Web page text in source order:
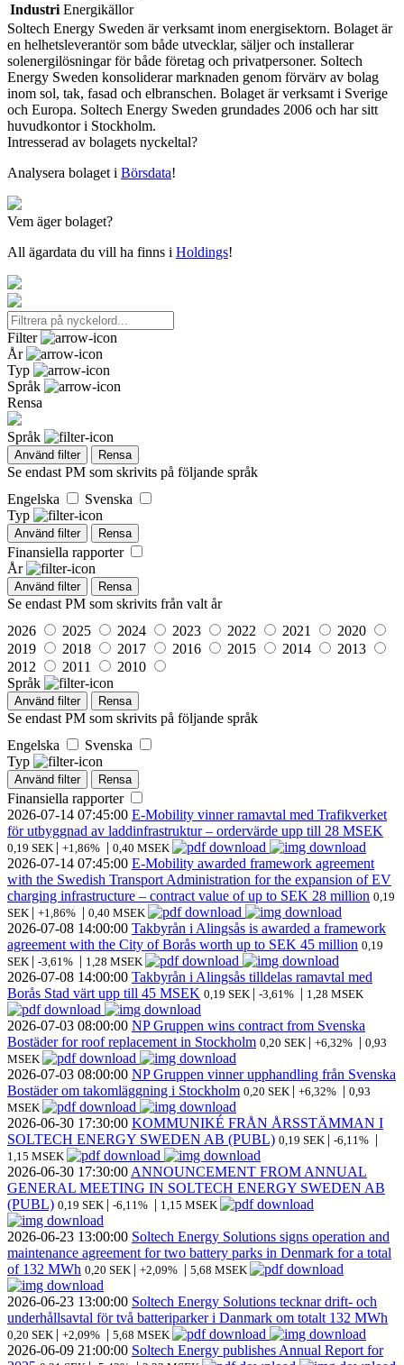
Industri Energikällor
Soltech Energy Sweden är verksamt inom energisektorn. Bolaget är
en helhetsleverantör som både utvecklar, säljer och installerar
solenergilösningar för både företag och privatpersoner. Soltech
Energy Sweden konsoliderar marknaden genom förvärv av bolag
inom sol, tak, fasad och elbranschen. Bolaget är verksamt i Sverige
och Europa. Soltech Energy Sweden grundades 2006 och har sitt
huvudkontor i Stockholm.
Intresserad av bolagets nyckeltal?
Analysera bolaget i Börsdata!
Vem äger bolaget?
All ägardata du vill ha finns i Holdings!
Filter
År
Typ
Språk
Rensa
Språk
Använd filter Rensa
Se endast PM som skrivits på följande språk
Engelska
Svenska
Typ
Använd filter Rensa
Finansiella rapporter
År
Använd filter Rensa
Se endast PM som skrivits från valt år
2026
2025 2024 2023 2022 2021
2020
2019
2018 2017 2016 2015 2014
2013
2012
2011
2010
Språk
Använd filter Rensa
Se endast PM som skrivits på följande språk
Engelska
Svenska
Typ
Använd filter Rensa
Finansiella rapporter
2026-07-14 07:45:00 E-Mobility vinner ramavtal med Trafikverket
för utbyggnad av laddinfrastruktur – ordervärde upp till 28 MSEK
0,19 SEK | +1,86% | 0,40 MSEK
2026-07-14 07:45:00 E-Mobility awarded framework agreement
with the Swedish Transport Administration for the expansion of EV
charging infrastructure – contract value of up to SEK 28 million 0,19
SEK | +1,86% | 0,40 MSEK
2026-07-08 14:00:00 Takbyrån i Alingsås is awarded a framework
agreement with the City of Borås worth up to SEK 45 million 0,19
SEK | -3,61% | 1,28 MSEK
2026-07-08 14:00:00 Takbyrån i Alingsås tilldelas ramavtal med
Borås Stad värt upp till 45 MSEK 0,19 SEK | -3,61% | 1,28 MSEK
2026-07-03 08:00:00 NP Gruppen wins contract from Svenska
Bostäder for roof replacement in Stockholm 0,20 SEK | +6,32% | 0,93
MSEK
2026-07-03 08:00:00 NP Gruppen vinner upphandling från Svenska
Bostäder om takomläggning i Stockholm 0,20 SEK | +6,32% | 0,93
MSEK
2026-06-30 17:30:00 KOMMUNIKÉ FRÅN ÅRSSTÄMMAN I
SOLTECH ENERGY SWEDEN AB (PUBL) 0,19 SEK | -6,11% |
1,15 MSEK
2026-06-30 17:30:00 ANNOUNCEMENT FROM ANNUAL
GENERAL MEETING IN SOLTECH ENERGY SWEDEN AB
(PUBL) 0,19 SEK | -6,11% | 1,15 MSEK
2026-06-23 13:00:00 Soltech Energy Solutions signs operation and
maintenance agreement for two battery parks in Denmark for a total
of 132 MWh 0,20 SEK | +2,09% | 5,68 MSEK
2026-06-23 13:00:00 Soltech Energy Solutions tecknar drift- och
underhållsavtal för två batteriparker i Danmark om totalt 132 MWh
0,20 SEK | +2,09% | 5,68 MSEK
2026-06-09 21:00:00 Soltech Energy publishes Annual Report for